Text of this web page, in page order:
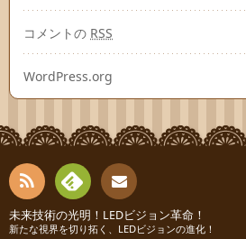
コメントの RSS
WordPress.org
RSS Fee お問
未来技術の光明！LEDビジョン革命！
新たな視界を切り拓く、LEDビジョンの進化！